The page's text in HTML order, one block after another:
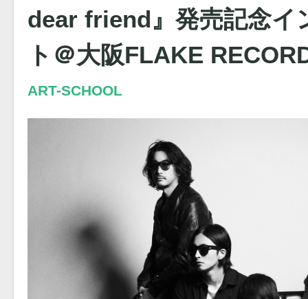
dear friend』発売記念イ
ト＠大阪FLAKE
ART-SCHOOL